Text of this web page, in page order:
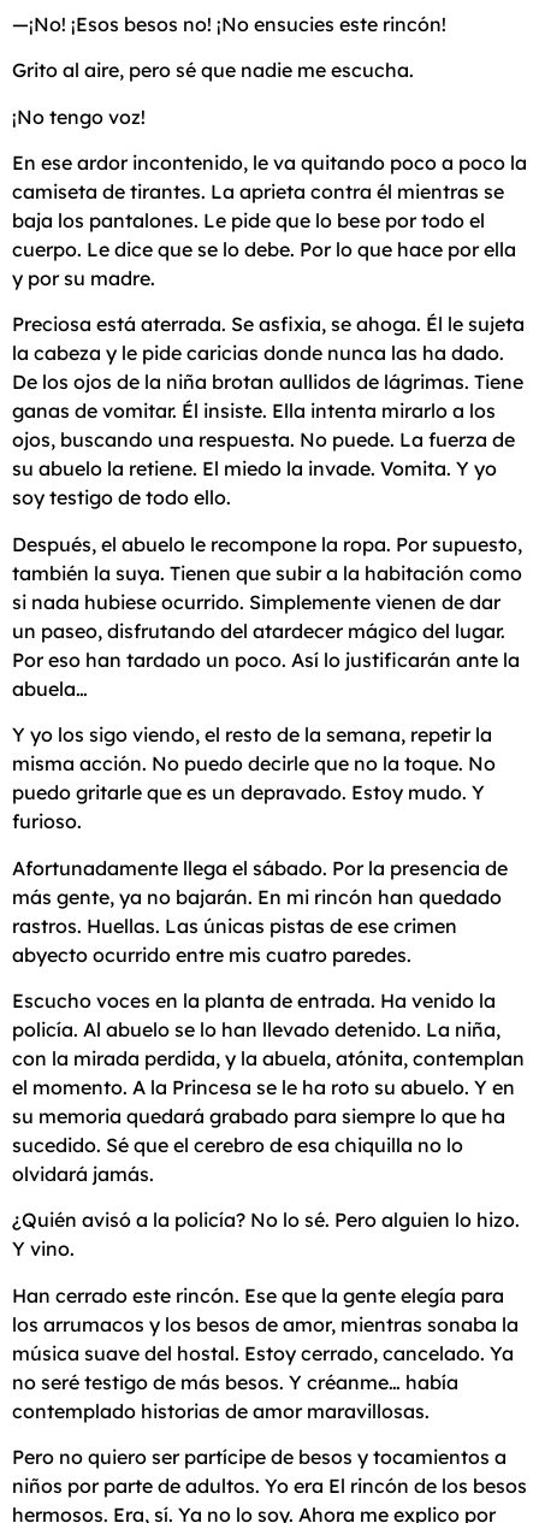
—¡No! ¡Esos besos no! ¡No ensucies este rincón!
Grito al aire, pero sé que nadie me escucha.
¡No tengo voz!
En ese ardor incontenido, le va quitando poco a poco la
camiseta de tirantes. La aprieta contra él mientras se
baja los pantalones. Le pide que lo bese por todo el
cuerpo. Le dice que se lo debe. Por lo que hace por ella
y por su madre.
Preciosa está aterrada. Se asfixia, se ahoga. Él le sujeta
la cabeza y le pide caricias donde nunca las ha dado.
De los ojos de la niña brotan aullidos de lágrimas. Tiene
ganas de vomitar. Él insiste. Ella intenta mirarlo a los
ojos, buscando una respuesta. No puede. La fuerza de
su abuelo la retiene. El miedo la invade. Vomita. Y yo
soy testigo de todo ello.
Después, el abuelo le recompone la ropa. Por supuesto,
también la suya. Tienen que subir a la habitación como
si nada hubiese ocurrido. Simplemente vienen de dar
un paseo, disfrutando del atardecer mágico del lugar.
Por eso han tardado un poco. Así lo justificarán ante la
abuela…
Y yo los sigo viendo, el resto de la semana, repetir la
misma acción. No puedo decirle que no la toque. No
puedo gritarle que es un depravado. Estoy mudo. Y
furioso.
Afortunadamente llega el sábado. Por la presencia de
más gente, ya no bajarán. En mi rincón han quedado
rastros. Huellas. Las únicas pistas de ese crimen
abyecto ocurrido entre mis cuatro paredes.
Escucho voces en la planta de entrada. Ha venido la
policía. Al abuelo se lo han llevado detenido. La niña,
con la mirada perdida, y la abuela, atónita, contemplan
el momento. A la Princesa se le ha roto su abuelo. Y en
su memoria quedará grabado para siempre lo que ha
sucedido. Sé que el cerebro de esa chiquilla no lo
olvidará jamás.
¿Quién avisó a la policía? No lo sé. Pero alguien lo hizo.
Y vino.
Han cerrado este rincón. Ese que la gente elegía para
los arrumacos y los besos de amor, mientras sonaba la
música suave del hostal. Estoy cerrado, cancelado. Ya
no seré testigo de más besos. Y créanme… había
contemplado historias de amor maravillosas.
Pero no quiero ser partícipe de besos y tocamientos a
niños por parte de adultos. Yo era El rincón de los besos
hermosos. Era, sí. Ya no lo soy. Ahora me explico por